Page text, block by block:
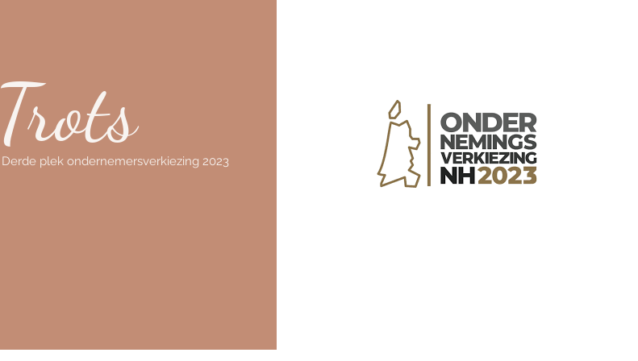
Trots
Derde plek ondernemersverkiezing 2023